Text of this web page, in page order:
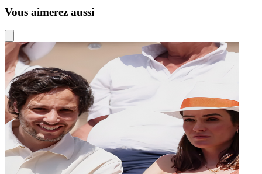
Vous aimerez aussi